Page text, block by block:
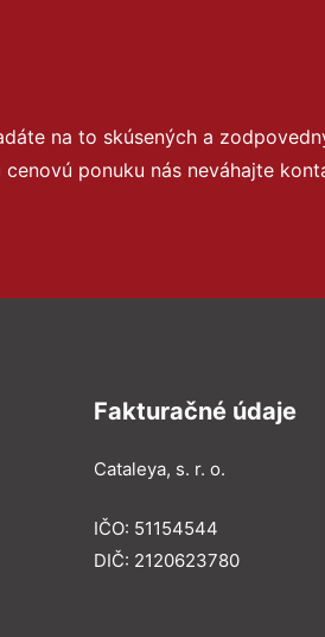
na to skúsených a
ponuku nás neváhajte
Fakturačné údaje
Cataleya, s. r. o.
IČO: 51154544
DIČ: 2120623780